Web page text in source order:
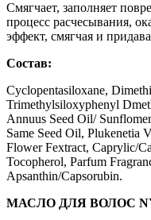
Смягчает, заполняет
процесс расчесывания,
эффект, смягчая и
Состав:
Cyclopentasiloxane,
Trimethylsiloxyphenyl
Annuus Seed Oil/
Same Seed Oil, Plukenetia
Flower Fextract, Caprylic/
Tocopherol, Parfum
Apsanthin/Capsorubin.
МАСЛО ДЛЯ ВОЛОС